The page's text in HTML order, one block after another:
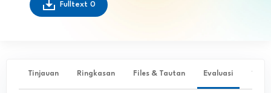
Fulltext 0
Tinjauan Ringkasan Files & Tautan Evaluasi ✨